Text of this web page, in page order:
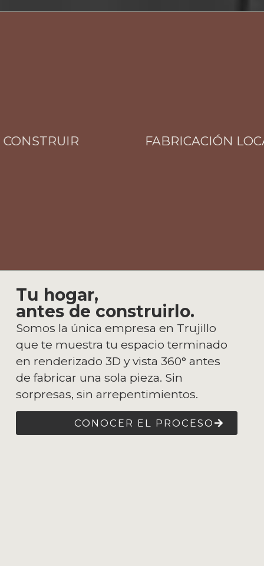
FABRICACIÓN LOCAL
Tu hogar,
antes de construirlo.
Somos la única empresa en Trujillo
que te muestra tu espacio terminado
en renderizado 3D y vista 360° antes
de fabricar una sola pieza. Sin
sorpresas, sin arrepentimientos.
CONOCER EL PROCESO